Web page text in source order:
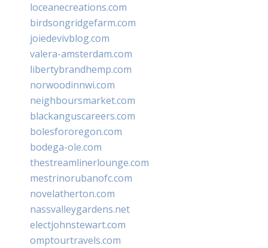
loceanecreations.com
birdsongridgefarm.com
joiedevivblog.com
valera-amsterdam.com
libertybrandhemp.com
norwoodinnwi.com
neighboursmarket.com
blackanguscareers.com
bolesfororegon.com
bodega-ole.com
thestreamlinerlounge.com
mestrinorubanofc.com
novelatherton.com
nassvalleygardens.net
electjohnstewart.com
omptourtravels.com